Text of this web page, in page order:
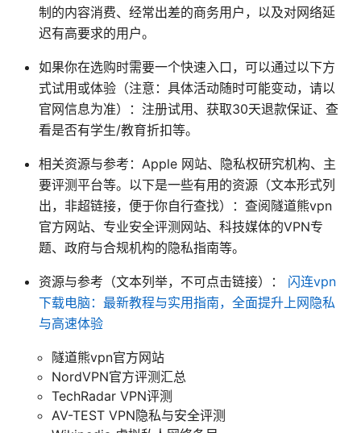
制的内容消费、经常出差的商务用户，以及对网络延
迟有高要求的用户。
如果你在选购时需要一个快速入口，可以通过以下方
式试用或体验（注意：具体活动随时可能变动，请以
官网信息为准）：注册试用、获取30天退款保证、查
看是否有学生/教育折扣等。
相关资源与参考：Apple 网站、隐私权研究机构、主
要评测平台等。以下是一些有用的资源（文本形式列
出，非超链接，便于你自行查找）：查阅隧道熊vpn
官方网站、专业安全评测网站、科技媒体的VPN专
题、政府与合规机构的隐私指南等。
资源与参考（文本列举，不可点击链接）： 闪连vpn
下载电脑：最新教程与实用指南，全面提升上网隐私
与高速体验
隧道熊vpn官方网站
NordVPN官方评测汇总
TechRadar VPN评测
AV-TEST VPN隐私与安全评测